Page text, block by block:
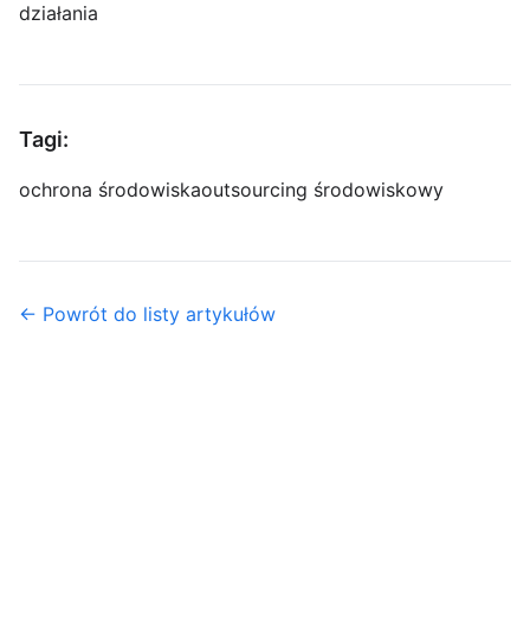
działania
Tagi:
ochrona środowiskaoutsourcing środowiskowy
← Powrót do listy artykułów